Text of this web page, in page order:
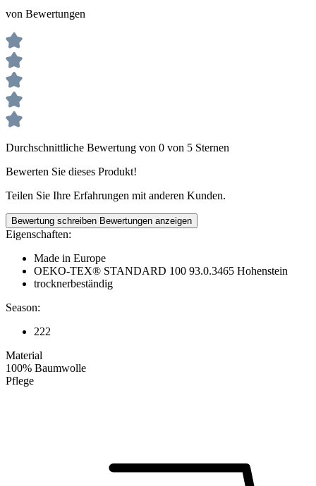
von Bewertungen
Durchschnittliche Bewertung von 0 von 5 Sternen
Bewerten Sie dieses Produkt!
Teilen Sie Ihre Erfahrungen mit anderen Kunden.
Bewertung schreiben Bewertungen anzeigen
Eigenschaften:
Made in Europe
OEKO-TEX® STANDARD 100 93.0.3465 Hohenstein
trocknerbeständig
Season:
222
Material
100% Baumwolle
Pflege